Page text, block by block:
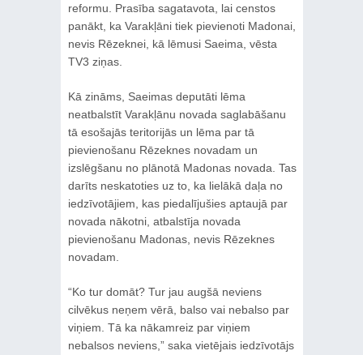
reformu. Prasība sagatavota, lai censtos
panākt, ka Varakļāni tiek pievienoti Madonai,
nevis Rēzeknei, kā lēmusi Saeima, vēsta
TV3 ziņas.
Kā zināms, Saeimas deputāti lēma
neatbalstīt Varakļānu novada saglabāšanu
tā esošajās teritorijās un lēma par tā
pievienošanu Rēzeknes novadam un
izslēgšanu no plānotā Madonas novada. Tas
darīts neskatoties uz to, ka lielākā daļa no
iedzīvotājiem, kas piedalījušies aptaujā par
novada nākotni, atbalstīja novada
pievienošanu Madonas, nevis Rēzeknes
novadam.
“Ko tur domāt? Tur jau augšā neviens
cilvēkus neņem vērā, balso vai nebalso par
viņiem. Tā ka nākamreiz par viņiem
nebalsos neviens,” saka vietējais iedzīvotājs